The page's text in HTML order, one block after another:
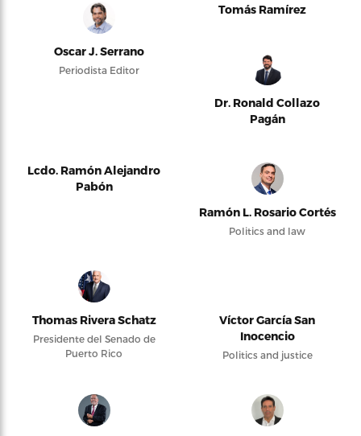
Oscar J. Serrano
Periodista Editor
Tomás Ramírez
Dr. Ronald Collazo
Pagán
Lcdo. Ramón Alejandro
Pabón
Ramón L. Rosario Cortés
Politics and law
Thomas Rivera Schatz
Presidente del Senado de
Puerto Rico
Víctor García San
Inocencio
Politics and justice